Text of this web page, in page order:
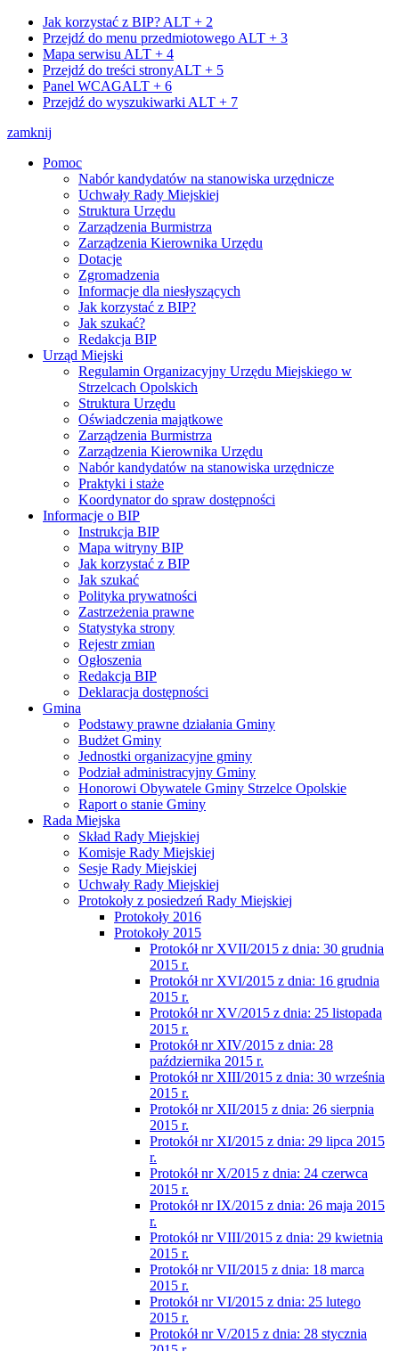
Jak korzystać z BIP? ALT + 2
Przejdź do menu przedmiotowego ALT + 3
Mapa serwisu ALT + 4
Przejdź do treści stronyALT + 5
Panel WCAGALT + 6
Przejdź do wyszukiwarki ALT + 7
zamknij
Pomoc
Nabór kandydatów na stanowiska urzędnicze
Uchwały Rady Miejskiej
Struktura Urzędu
Zarządzenia Burmistrza
Zarządzenia Kierownika Urzędu
Dotacje
Zgromadzenia
Informacje dla niesłyszących
Jak korzystać z BIP?
Jak szukać?
Redakcja BIP
Urząd Miejski
Regulamin Organizacyjny Urzędu Miejskiego w
Strzelcach Opolskich
Struktura Urzędu
Oświadczenia majątkowe
Zarządzenia Burmistrza
Zarządzenia Kierownika Urzędu
Nabór kandydatów na stanowiska urzędnicze
Praktyki i staże
Koordynator do spraw dostępności
Informacje o BIP
Instrukcja BIP
Mapa witryny BIP
Jak korzystać z BIP
Jak szukać
Polityka prywatności
Zastrzeżenia prawne
Statystyka strony
Rejestr zmian
Ogłoszenia
Redakcja BIP
Deklaracja dostępności
Gmina
Podstawy prawne działania Gminy
Budżet Gminy
Jednostki organizacyjne gminy
Podział administracyjny Gminy
Honorowi Obywatele Gminy Strzelce Opolskie
Raport o stanie Gminy
Rada Miejska
Skład Rady Miejskiej
Komisje Rady Miejskiej
Sesje Rady Miejskiej
Uchwały Rady Miejskiej
Protokoły z posiedzeń Rady Miejskiej
Protokoły 2016
Protokoły 2015
Protokół nr XVII/2015 z dnia: 30 grudnia
2015 r.
Protokół nr XVI/2015 z dnia: 16 grudnia
2015 r.
Protokół nr XV/2015 z dnia: 25 listopada
2015 r.
Protokół nr XIV/2015 z dnia: 28
października 2015 r.
Protokół nr XIII/2015 z dnia: 30 września
2015 r.
Protokół nr XII/2015 z dnia: 26 sierpnia
2015 r.
Protokół nr XI/2015 z dnia: 29 lipca 2015
r.
Protokół nr X/2015 z dnia: 24 czerwca
2015 r.
Protokół nr IX/2015 z dnia: 26 maja 2015
r.
Protokół nr VIII/2015 z dnia: 29 kwietnia
2015 r.
Protokół nr VII/2015 z dnia: 18 marca
2015 r.
Protokół nr VI/2015 z dnia: 25 lutego
2015 r.
Protokół nr V/2015 z dnia: 28 stycznia